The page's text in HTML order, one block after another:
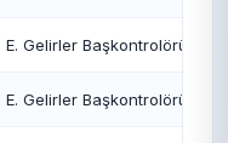
E. Gelirler Başkontrolörü
E. Gelirler Başkontrolörü • E.